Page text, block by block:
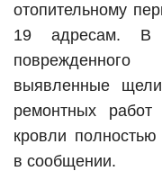
отопительному
19 адресам. В
выявленные
ремонтных
кровли полностью
в сообщении.